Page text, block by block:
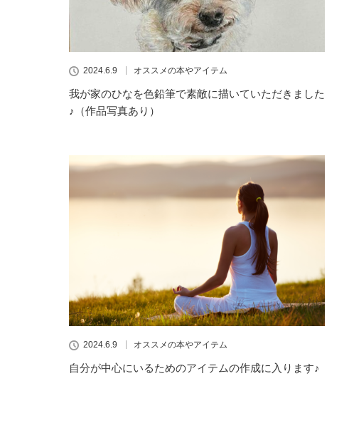
2024.6.9 オススメの本やアイテム
我が家のひなを色鉛筆で素敵に描いていただきました
♪（作品写真あり）
2024.6.9 オススメの本やアイテム
自分が中心にいるためのアイテムの作成に入ります♪